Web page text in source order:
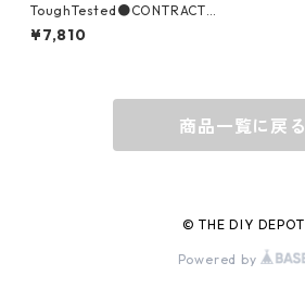
ToughTested●CONTRACTO
Rモバイルドリンクホルダーマ
ウントClowGrip TT-4S-BOO
¥7,810
商品一覧に戻る
© THE DIY DEPOT
Powered by